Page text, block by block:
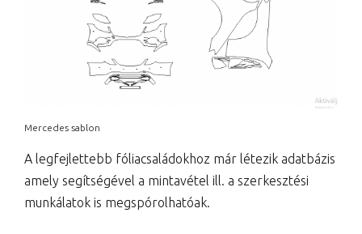
Mercedes sablon
A legfejlettebb fóliacsaládokhoz már létezik adatbázis
amely segítségével a mintavétel ill. a szerkesztési
munkálatok is megspórolhatóak.